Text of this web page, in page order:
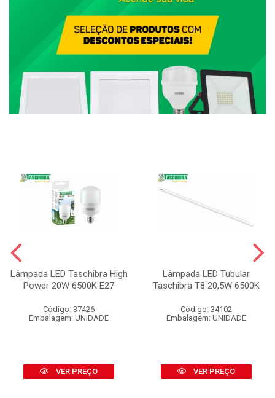
Lâmpada LED Taschibra High
Power 20W 6500K E27
Código: 37426
Embalagem: UNIDADE
VER PREÇO
Lâmpada LED Tubular
Taschibra T8 20,5W 6500K
Código: 34102
Embalagem: UNIDADE
VER PREÇO